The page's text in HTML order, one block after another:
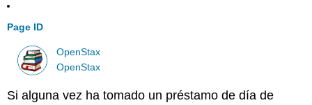
Page ID
OpenStax
OpenStax
Si alguna vez ha tomado un préstamo de día de